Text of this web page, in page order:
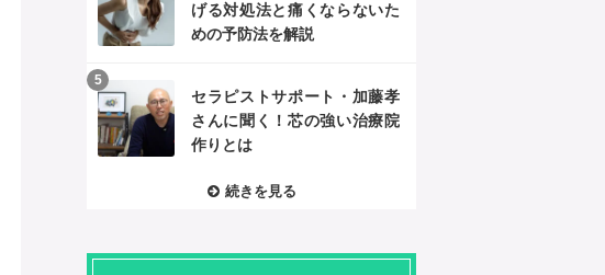
げる対処法と痛くならないた
めの予防法を解説
セラピストサポート・加藤孝
さんに聞く！芯の強い治療院
作りとは
5
続きを見る